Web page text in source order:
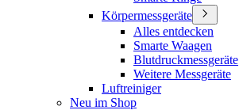
Körpermessgeräte
Alles entdecken
Smarte Waagen
Blutdruckmessgeräte
Weitere Messgeräte
Luftreiniger
Neu im Shop